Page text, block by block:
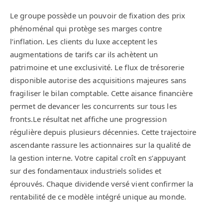
Le groupe possède un pouvoir de fixation des prix
phénoménal qui protège ses marges contre
l’inflation. Les clients du luxe acceptent les
augmentations de tarifs car ils achètent un
patrimoine et une exclusivité. Le flux de trésorerie
disponible autorise des acquisitions majeures sans
fragiliser le bilan comptable. Cette aisance financière
permet de devancer les concurrents sur tous les
fronts.Le résultat net affiche une progression
régulière depuis plusieurs décennies. Cette trajectoire
ascendante rassure les actionnaires sur la qualité de
la gestion interne. Votre capital croît en s’appuyant
sur des fondamentaux industriels solides et
éprouvés. Chaque dividende versé vient confirmer la
rentabilité de ce modèle intégré unique au monde.